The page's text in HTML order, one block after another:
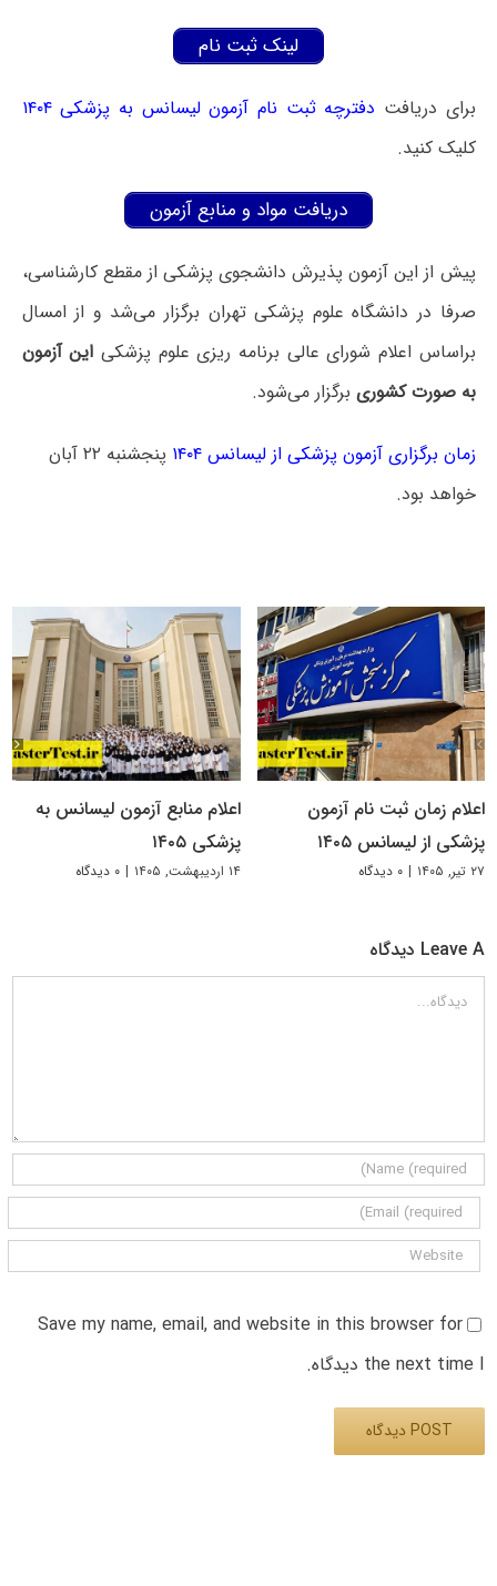
لینک ثبت نام
برای دریافت دفترچه ثبت نام آزمون لیسانس به پزشکی ۱۴۰۴
کلیک کنید.
دریافت مواد و منابع آزمون
پیش از این آزمون پذیرش دانشجوی پزشکی از مقطع کارشناسی،
صرفا در دانشگاه علوم پزشکی تهران برگزار می‌شد و از امسال
براساس اعلام شورای عالی برنامه ریزی علوم پزشکی این آزمون
به صورت کشوری برگزار می‌شود.
زمان برگزاری آزمون پزشکی از لیسانس ۱۴۰۴
پنجشنبه ۲۲ آبان
خواهد بود.
اعلام زمان ثبت نام آزمون
پزشکی از لیسانس ۱۴۰۵
۲۷ تیر, ۱۴۰۵ | ۰ دیدگاه
اعلام منابع آزمون لیسانس به
پزشکی ۱۴۰۵
۱۴ اردیبهشت, ۱۴۰۵ | ۰ دیدگاه
Leave A دیدگاه
دیدگاه
Save my name, email, and website in this browser for
the next time I دیدگاه.